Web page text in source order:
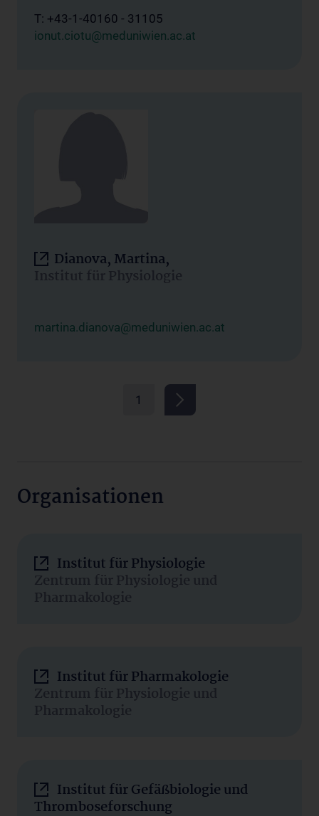
T: +43-1-40160 - 31105
ionut.ciotu@meduniwien.ac.at
Dianova, Martina,
Institut für Physiologie
martina.dianova@meduniwien.ac.at
1
Organisationen
Institut für Physiologie
Zentrum für Physiologie und
Pharmakologie
Institut für Pharmakologie
Zentrum für Physiologie und
Pharmakologie
Institut für Gefäßbiologie und
Thromboseforschung